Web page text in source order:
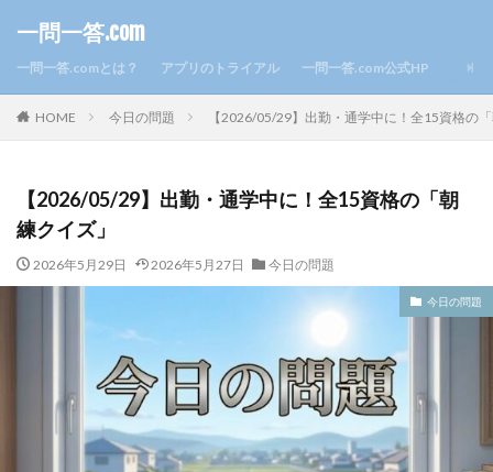
一問一答.com
一問一答.comとは？ アプリのトライアル 一問一答.com公式HP
HOME 今日の問題 【2026/05/29】出勤・通学中に！全15資格の
【2026/05/29】出勤・通学中に！全15資格の「朝
練クイズ」
2026年5月29日 2026年5月27日 今日の問題
今日の問題